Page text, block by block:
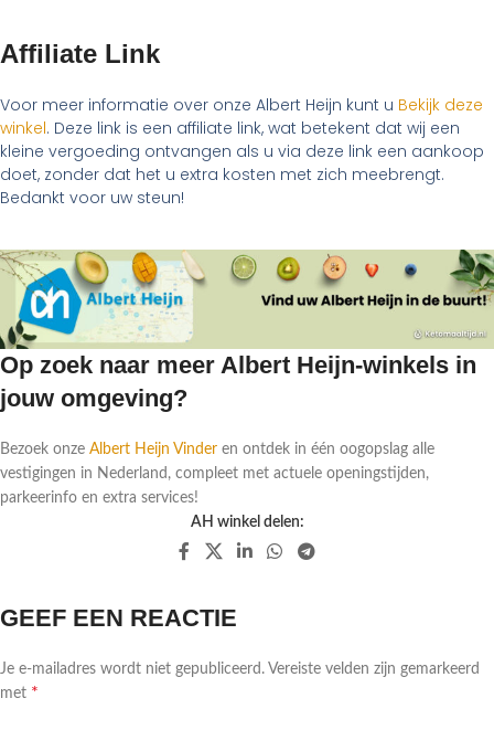
Affiliate Link
Voor meer informatie over onze Albert Heijn kunt u Bekijk deze
winkel. Deze link is een affiliate link, wat betekent dat wij een
kleine vergoeding ontvangen als u via deze link een aankoop
doet, zonder dat het u extra kosten met zich meebrengt.
Bedankt voor uw steun!
Op zoek naar meer Albert Heijn-winkels in
jouw omgeving?
Bezoek onze Albert Heijn Vinder en ontdek in één oogopslag alle
vestigingen in Nederland, compleet met actuele openingstijden,
parkeerinfo en extra services!
AH winkel delen:
GEEF EEN REACTIE
Je e-mailadres wordt niet gepubliceerd. Vereiste velden zijn gemarkeerd
met *